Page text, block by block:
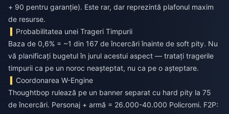
+ 90 pentru garanție). Este rar, dar reprezintă plafonul maxim
de resurse.
Probabilitatea unei Trageri Timpurii
Baza de 0,6% = ~1 din 167 de încercări înainte de soft pity. Nu
vă planificați bugetul în jurul acestui aspect — tratați tragerile
timpurii ca pe un noroc neașteptat, nu ca pe o așteptare.
Coordonarea W-Engine
Thoughtbop rulează pe un banner separat cu hard pity la 75
de încercări. Personaj + armă = 26.000-40.000 Policromi. F2P: